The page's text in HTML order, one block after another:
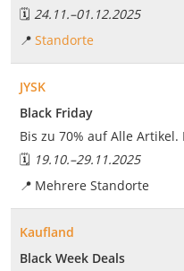
🗓️ 24.11.–01.12.2025
📍 Standorte
JYSK
Black Friday
Bis zu 70% auf Alle
🗓️ 19.10.–29.11.2025
📍 Mehrere Standorte
Kaufland
Black Week Deals